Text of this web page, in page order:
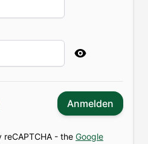
Anmelden
- the Google